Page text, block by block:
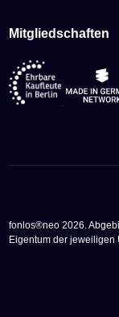
Mitgliedschaften
fonlos®neo 2026.
Eigentum der jeweiligen